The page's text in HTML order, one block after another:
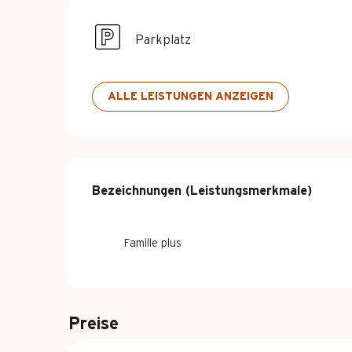
Parkplatz
ALLE LEISTUNGEN ANZEIGEN
Bezeichnungen (Leistungsmerkmale)
Bezeichnungen (Leistungsmerkmale)
Famille plus
Preise